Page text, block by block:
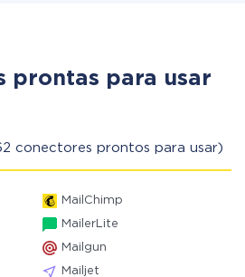
prontas para usar
conectores prontos para usar)
MailChimp
MailerLite
Mailgun
Mailjet